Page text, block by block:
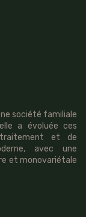
société familiale
a évoluée ces
et de
avec une
et monovariétale